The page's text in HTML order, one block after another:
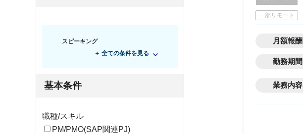
スピーキング
＋ 全ての条件を見る
基本条件
職種/スキル
PM/PMO(SAP関連PJ)
一部リモート
月額報酬
勤務期間
業務内容